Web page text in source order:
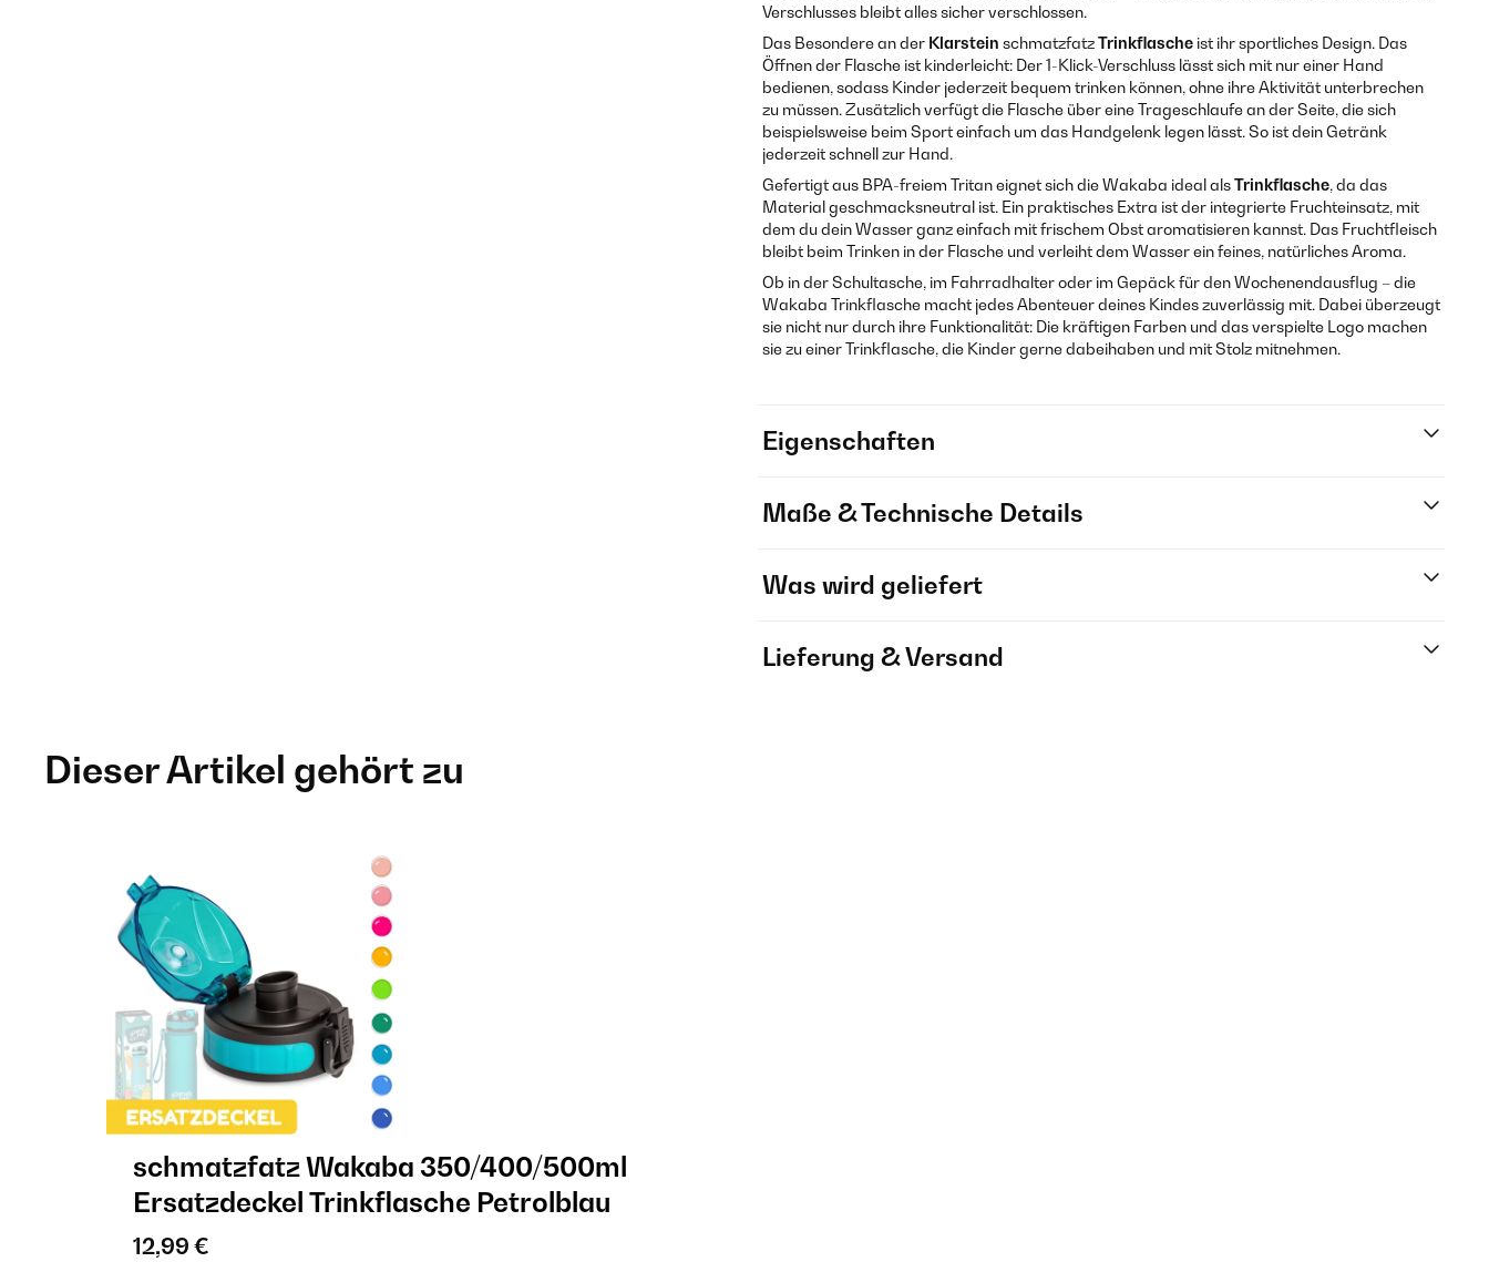
Verschlusses bleibt alles sicher verschlossen.
Das Besondere an der Klarstein schmatzfatzTrinkflasche ist ihr sportliches Design. Das
Öffnen der Flasche ist kinderleicht: Der 1-Klick-Verschluss lässt sich mit nur einer Hand
bedienen, sodass Kinder jederzeit bequem trinken können, ohne ihre Aktivität unterbrechen
zu müssen. Zusätzlich verfügt die Flasche über eine Trageschlaufe an der Seite, die sich
beispielsweise beim Sport einfach um das Handgelenk legen lässt. So ist dein Getränk
jederzeit schnell zur Hand.
Gefertigt aus BPA-freiem Tritan eignet sich die Wakaba ideal alsTrinkflasche, da das
Material geschmacksneutral ist. Ein praktisches Extra ist der integrierte Fruchteinsatz, mit
dem du dein Wasser ganz einfach mit frischem Obst aromatisieren kannst. Das Fruchtfleisch
bleibt beim Trinken in der Flasche und verleiht dem Wasser ein feines, natürliches Aroma.
Ob in der Schultasche, im Fahrradhalter oder im Gepäck für den Wochenendausflug – die
Wakaba Trinkflasche macht jedes Abenteuer deines Kindes zuverlässig mit. Dabei überzeugt
sie nicht nur durch ihre Funktionalität: Die kräftigen Farben und das verspielte Logo machen
sie zu einer Trinkflasche, die Kinder gerne dabeihaben und mit Stolz mitnehmen.
Eigenschaften
Maße & Technische Details
Was wird geliefert
Lieferung & Versand
Dieser Artikel gehört zu
schmatzfatz Wakaba 350/400/500ml
Ersatzdeckel Trinkflasche Petrolblau
12,99 €